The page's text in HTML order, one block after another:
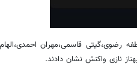
قاسمی،مهران احمدی،الهام
نازی واکنش نشان دادند.